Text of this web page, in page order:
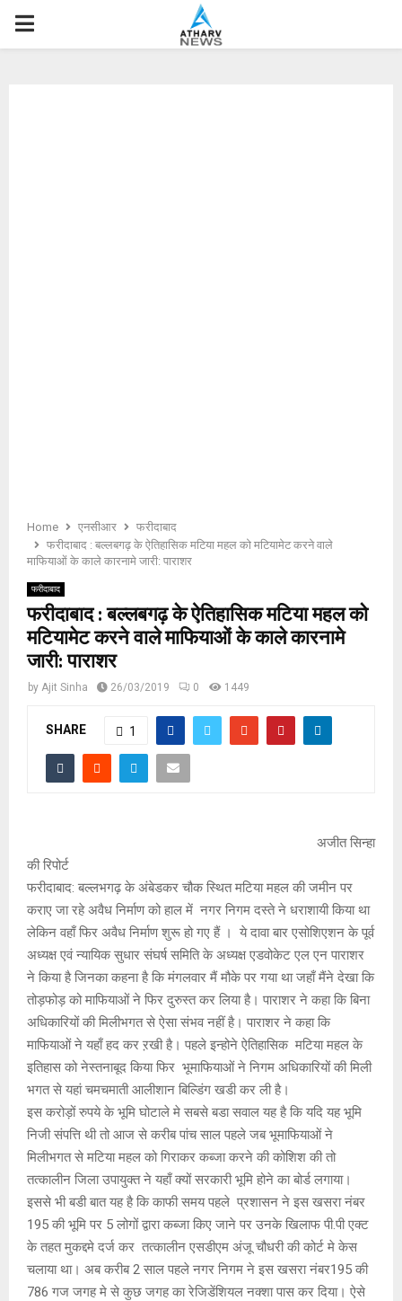
P
Home एनसीआर
फरीदाबाद
फरीदाबाद : बल्लबगढ़ के ऐतिहासिक मटिया महल को मटियामेट करने वाले
माफियाओं के काले कारनामे जारी: पाराशर
फरीदाबाद
फरीदाबाद : बल्लबगढ़ के ऐतिहासिक मटिया महल को
मटियामेट करने वाले माफियाओं के काले कारनामे
जारी: पाराशर
by Ajit Sinha 26/03/2019 0 1449
SHARE 1
अजीत सिन्हा
की रिपोर्ट
फरीदाबाद: बल्लभगढ़ के अंबेडकर चौक स्थित मटिया महल की जमीन पर
कराए जा रहे अवैध निर्माण को हाल में नगर निगम दस्ते ने धराशायी किया था
लेकिन वहाँ फिर अवैध निर्माण शुरू हो गए हैं । ये दावा बार एसोशिएशन के पूर्व
अध्यक्ष एवं न्यायिक सुधार संघर्ष समिति के अध्यक्ष एडवोकेट एल एन पाराशर
ने किया है जिनका कहना है कि मंगलवार मैं मौके पर गया था जहाँ मैंने देखा कि
तोड़फोड़ को माफियाओं ने फिर दुरुस्त कर लिया है। पाराशर ने कहा कि बिना
अधिकारियों की मिलीभगत से ऐसा संभव नहीं है। पाराशर ने कहा कि
माफियाओं ने यहाँ हद कर ऱखी है। पहले इन्होने ऐतिहासिक मटिया महल के
इतिहास को नेस्तनाबूद किया फिर भूमाफियाओं ने निगम अधिकारियों की मिली
भगत से यहां चमचमाती आलीशान बिल्डिंग खडी कर ली है।
इस करोड़ों रुपये के भूमि घोटाले मे सबसे बडा सवाल यह है कि यदि यह भूमि
निजी संपत्ति थी तो आज से करीब पांच साल पहले जब भूमाफियाओं ने
मिलीभगत से मटिया महल को गिराकर कब्जा करने की कोशिश की तो
तत्कालीन जिला उपायुक्त ने यहाँ क्यों सरकारी भूमि होने का बोर्ड लगाया।
इससे भी बडी बात यह है कि काफी समय पहले प्रशासन ने इस खसरा नंबर
195 की भूमि पर 5 लोगों द्वारा कब्जा किए जाने पर उनके खिलाफ पी.पी एक्ट
के तहत मुकद्दमे दर्ज कर तत्कालीन एसडीएम अंजू चौधरी की कोर्ट मे केस
चलाया था। अब करीब 2 साल पहले नगर निगम ने इस खसरा नंबर195 की
786 गज जगह मे से कुछ जगह का रेजिडेंशियल नक्शा पास कर दिया। ऐसे